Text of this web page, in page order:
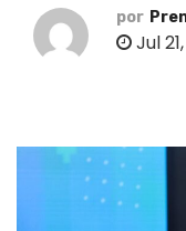
por
Jul